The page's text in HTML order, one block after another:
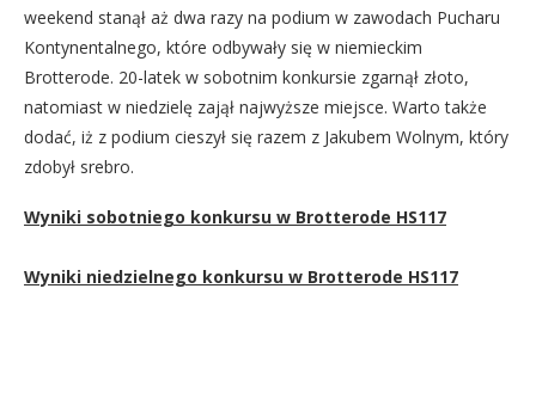
weekend stanął aż dwa razy na podium w zawodach Pucharu
Kontynentalnego, które odbywały się w niemieckim
Brotterode. 20-latek w sobotnim konkursie zgarnął złoto,
natomiast w niedzielę zajął najwyższe miejsce. Warto także
dodać, iż z podium cieszył się razem z Jakubem Wolnym, który
zdobył srebro.
Wyniki sobotniego konkursu w Brotterode HS117
Wyniki niedzielnego konkursu w Brotterode HS117